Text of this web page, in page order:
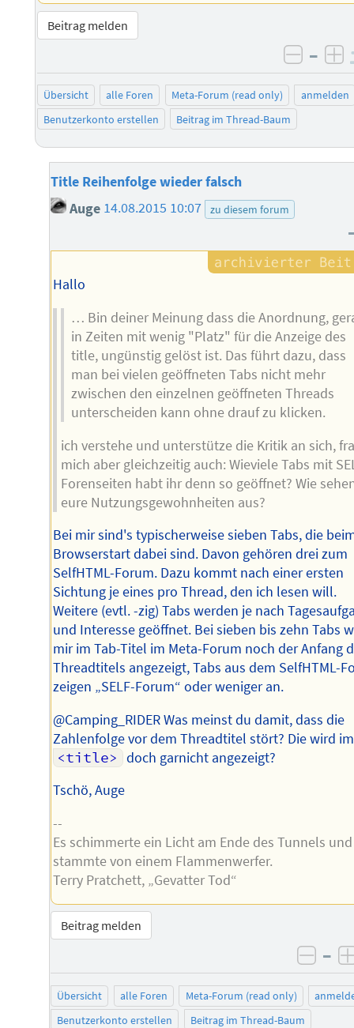
Beitrag melden
–
Übersicht alle Foren Meta-Forum (read only)
anmelden
Benutzerkonto erstellen
Beitrag im Thread-Baum
Title Reihenfolge wieder falsch
Auge 14.08.2015 10:07 zu diesem forum
Hallo
… Bin deiner Meinung dass die Anordnung,
in Zeiten mit wenig "Platz" für die Anzeige des
title, ungünstig gelöst ist. Das führt dazu, dass
man bei vielen geöffneten Tabs nicht mehr
zwischen den einzelnen geöffneten Threads
unterscheiden kann ohne drauf zu klicken.
ich verstehe und unterstütze die Kritik an sich,
mich aber gleichzeitig auch: Wieviele Tabs mit
Forenseiten habt ihr denn so geöffnet? Wie
eure Nutzungsgewohnheiten aus?
Bei mir sind's typischerweise sieben Tabs, die
Browserstart dabei sind. Davon gehören drei zum
SelfHTML-Forum. Dazu kommt nach einer ersten
Sichtung je eines pro Thread, den ich lesen will.
Weitere (evtl. -zig) Tabs werden je nach
und Interesse geöffnet. Bei sieben bis zehn Tabs
mir im Tab-Titel im Meta-Forum noch der Anfang
Threadtitels angezeigt, Tabs aus dem SelfHTML-
zeigen „SELF-Forum“ oder weniger an.
@Camping_RIDER Was meinst du damit, dass die
Zahlenfolge vor dem Threadtitel stört? Die wird im
<title> doch garnicht angezeigt?
Tschö, Auge
--
Es schimmerte ein Licht am Ende des Tunnels
stammte von einem Flammenwerfer.
Terry Pratchett, „Gevatter Tod“
Beitrag melden
–
Übersicht alle Foren Meta-Forum (read only)
Benutzerkonto erstellen
Beitrag im Thread-Baum